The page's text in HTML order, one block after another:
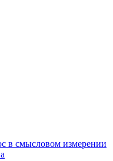
в смысловом измерении